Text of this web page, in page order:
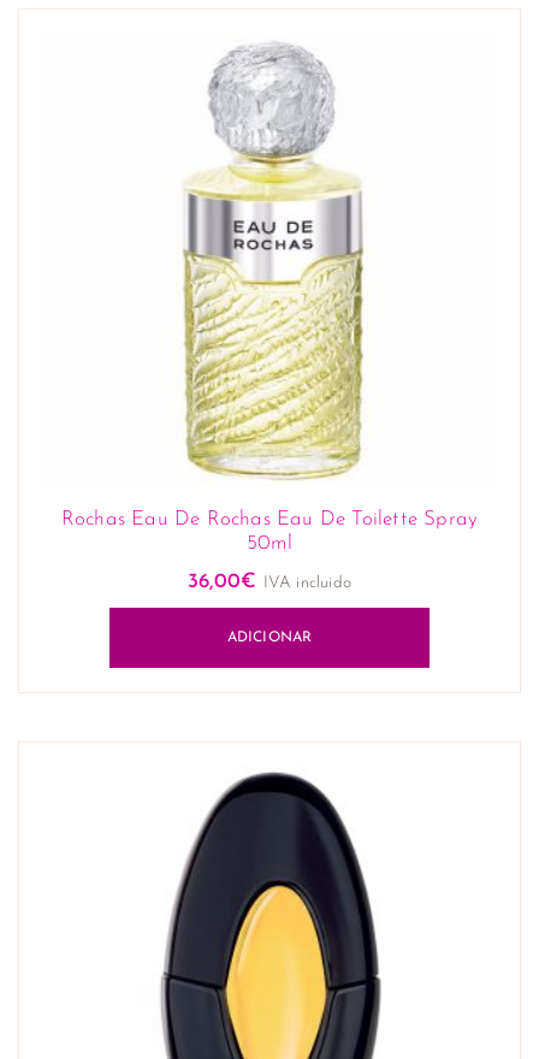
Rochas Eau De Rochas Eau De Toilette Spray
50ml
36,00€ IVA incluido
ADICIONAR